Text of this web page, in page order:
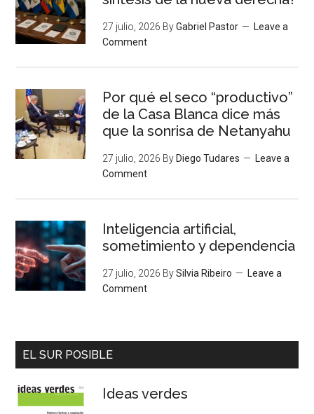
27 julio, 2026 ByGabriel Pastor
Leave a
Comment
Por qué el seco “productivo”
de la Casa Blanca dice más
que la sonrisa de Netanyahu
27 julio, 2026 By Diego Tudares
Leave a
Comment
Inteligencia artificial,
sometimiento y dependencia
27 julio, 2026 BySilvia Ribeiro
Leave a
Comment
EL SUR POSIBLE
Ideas verdes